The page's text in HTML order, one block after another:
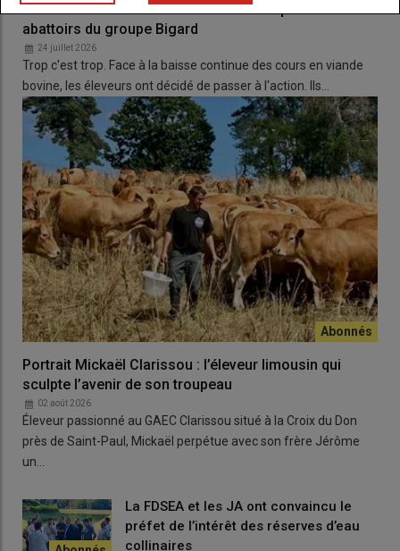
Leniveau de risque incendiesera publié chaque jour à14hsur
lesite internet(pref-communication@haute-loire.gouv.fr
et lesréseaux sociaux
permettra aux
sur leurarrondissementavant d’engager leurstravaux.
En savoir plus :Feux agricoles, les réflexes
indispensables pour éviter le pire
Appliquer lesbonnes pratiques
Lepréfetinvite également l’ensemble des exploitantsà
appliquer lesbonnes pratiquesprévues par lacharte
départementale de prévention du risque incendie en milieu
agricole, signée le15 juindernier avec laChambre
d’agricultureet lesEntrepreneurs des Territoires de Haute-
Loire, afin de limiter lesrisques de départ de feu
permettre une
est appelé à laplus grande responsabilité afin de concilier la
poursuite des travaux agricoleset laprotection des
personnes
Les éleveurs de viande bovine vont bloquer les
abattoirs du groupe Bigard
24 juillet 2026
Trop c'est trop. Face à la baisse continue des cours en viande
bovine, les éleveurs ont décidé de passer à l'action. Ils…
Portrait Mickaël Clarissou : l’éleveur limousin qui
sculpte l’avenir de son troupeau
02 août 2026
Éleveur passionné au GAEC Clarissou situé à la Croix du Don
près de Saint-Paul, Mickaël perpétue avec son frère Jérôme
un…
La FDSEA et les JA ont convaincu le
préfet de l’intérêt des réserves d’eau
collinaires